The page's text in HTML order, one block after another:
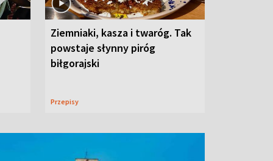
Ziemniaki, kasza i twaróg. Tak
powstaje słynny piróg
biłgorajski
Przepisy